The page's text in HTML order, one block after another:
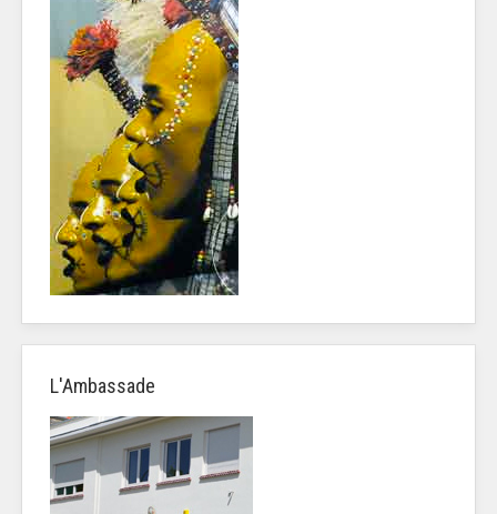
L'Ambassade